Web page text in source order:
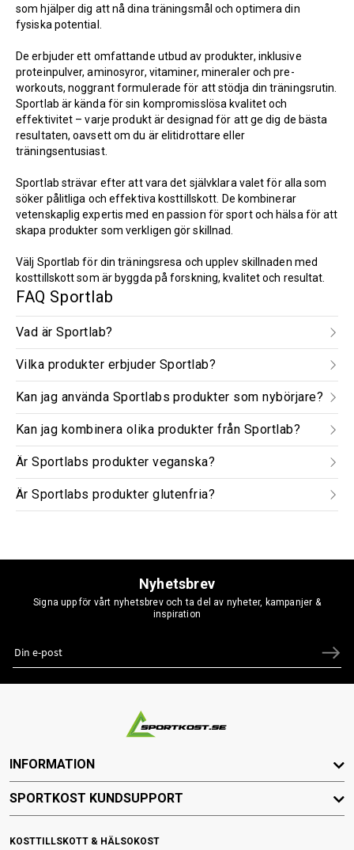
som hjälper dig att nå dina träningsmål och optimera din
fysiska potential.
De erbjuder ett omfattande utbud av produkter, inklusive
proteinpulver, aminosyror, vitaminer, mineraler och pre-
workouts, noggrant formulerade för att stödja din träningsrutin.
Sportlab är kända för sin kompromisslösa kvalitet och
effektivitet – varje produkt är designad för att ge dig de bästa
resultaten, oavsett om du är elitidrottare eller
träningsentusiast.
Sportlab strävar efter att vara det självklara valet för alla som
söker pålitliga och effektiva kosttillskott. De kombinerar
vetenskaplig expertis med en passion för sport och hälsa för att
skapa produkter som verkligen gör skillnad.
Välj Sportlab för din träningsresa och upplev skillnaden med
kosttillskott som är byggda på forskning, kvalitet och resultat.
FAQ Sportlab
Vad är Sportlab?
Vilka produkter erbjuder Sportlab?
Kan jag använda Sportlabs produkter som nybörjare?
Kan jag kombinera olika produkter från Sportlab?
Är Sportlabs produkter veganska?
Är Sportlabs produkter glutenfria?
Nyhetsbrev
Signa upp för vårt nyhetsbrev och ta del av nyheter, kampanjer &
inspiration
KOSTTILLSKOTT & HÄLSOKOST
INFORMATION
SPORTKOST KUNDSUPPORT